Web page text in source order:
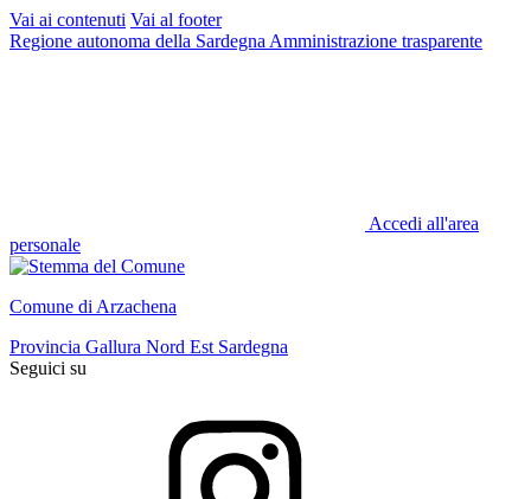
Vai ai contenuti Vai al footer
Regione autonoma della Sardegna Amministrazione trasparente
Accedi all'area
personale
Comune di Arzachena
Provincia Gallura Nord Est Sardegna
Seguici su